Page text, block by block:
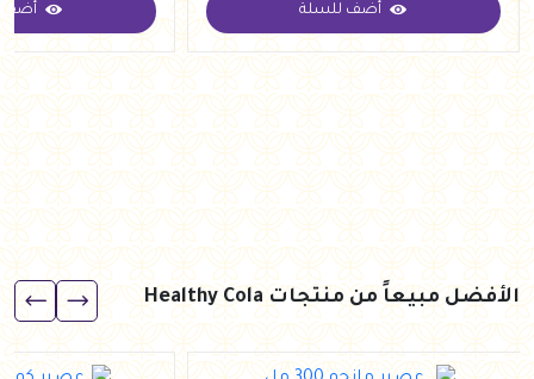
درهم
أضف للسلة
درهم
أضف
الأفضل مبيعاً من منتجات Healthy Cola